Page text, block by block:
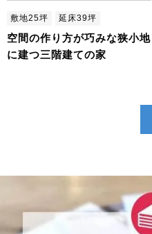
敷地25坪 延床39坪
空間の作り方が巧みな狭小地
に建つ三階建ての家